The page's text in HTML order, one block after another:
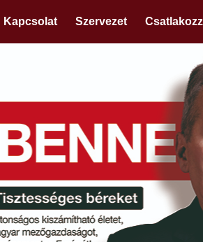
Kapcsolat Szervezet Csatlakozz